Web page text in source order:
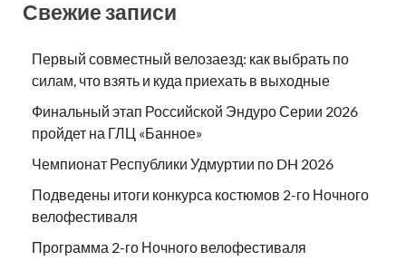
Свежие записи
Первый совместный велозаезд: как выбрать по
силам, что взять и куда приехать в выходные
Финальный этап Российской Эндуро Серии 2026
пройдет на ГЛЦ «Банное»
Чемпионат Республики Удмуртии по DH 2026
Подведены итоги конкурса костюмов 2-го Ночного
велофестиваля
Программа 2-го Ночного велофестиваля